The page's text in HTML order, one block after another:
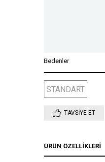
Bedenler
STANDART
TAVSIYE ET
ÜRÜN ÖZELLIKLERI